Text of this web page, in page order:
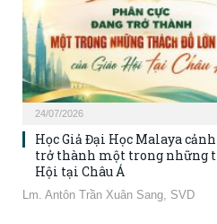
24/07/2026
Học Giả Đại Học Malaya
trở thành một trong những
Hội tại Châu Á
Lm. Antôn Trần Xuân Sang, SVD